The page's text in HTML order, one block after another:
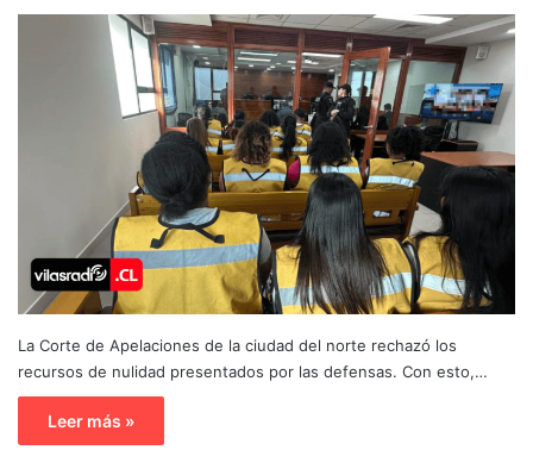
La Corte de Apelaciones de la ciudad del norte rechazó los
recursos de nulidad presentados por las defensas. Con esto,…
Leer más »